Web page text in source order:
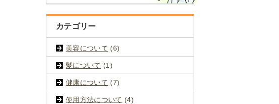
カテゴリー
美容について (6)
髪について (1)
健康について (7)
使用方法について (4)